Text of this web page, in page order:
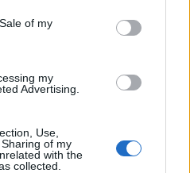
of my
my
Advertising.
Use,
of my
with the
collected.
il Sorso senza gli
Altea e Merenda